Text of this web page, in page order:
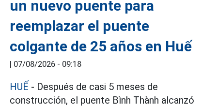
un nuevo puente para
reemplazar el puente
colgante de 25 años en Huế
| 07/08/2026 - 09:18
HUẾ - Después de casi 5 meses de
construcción, el puente Bình Thành alcanzó